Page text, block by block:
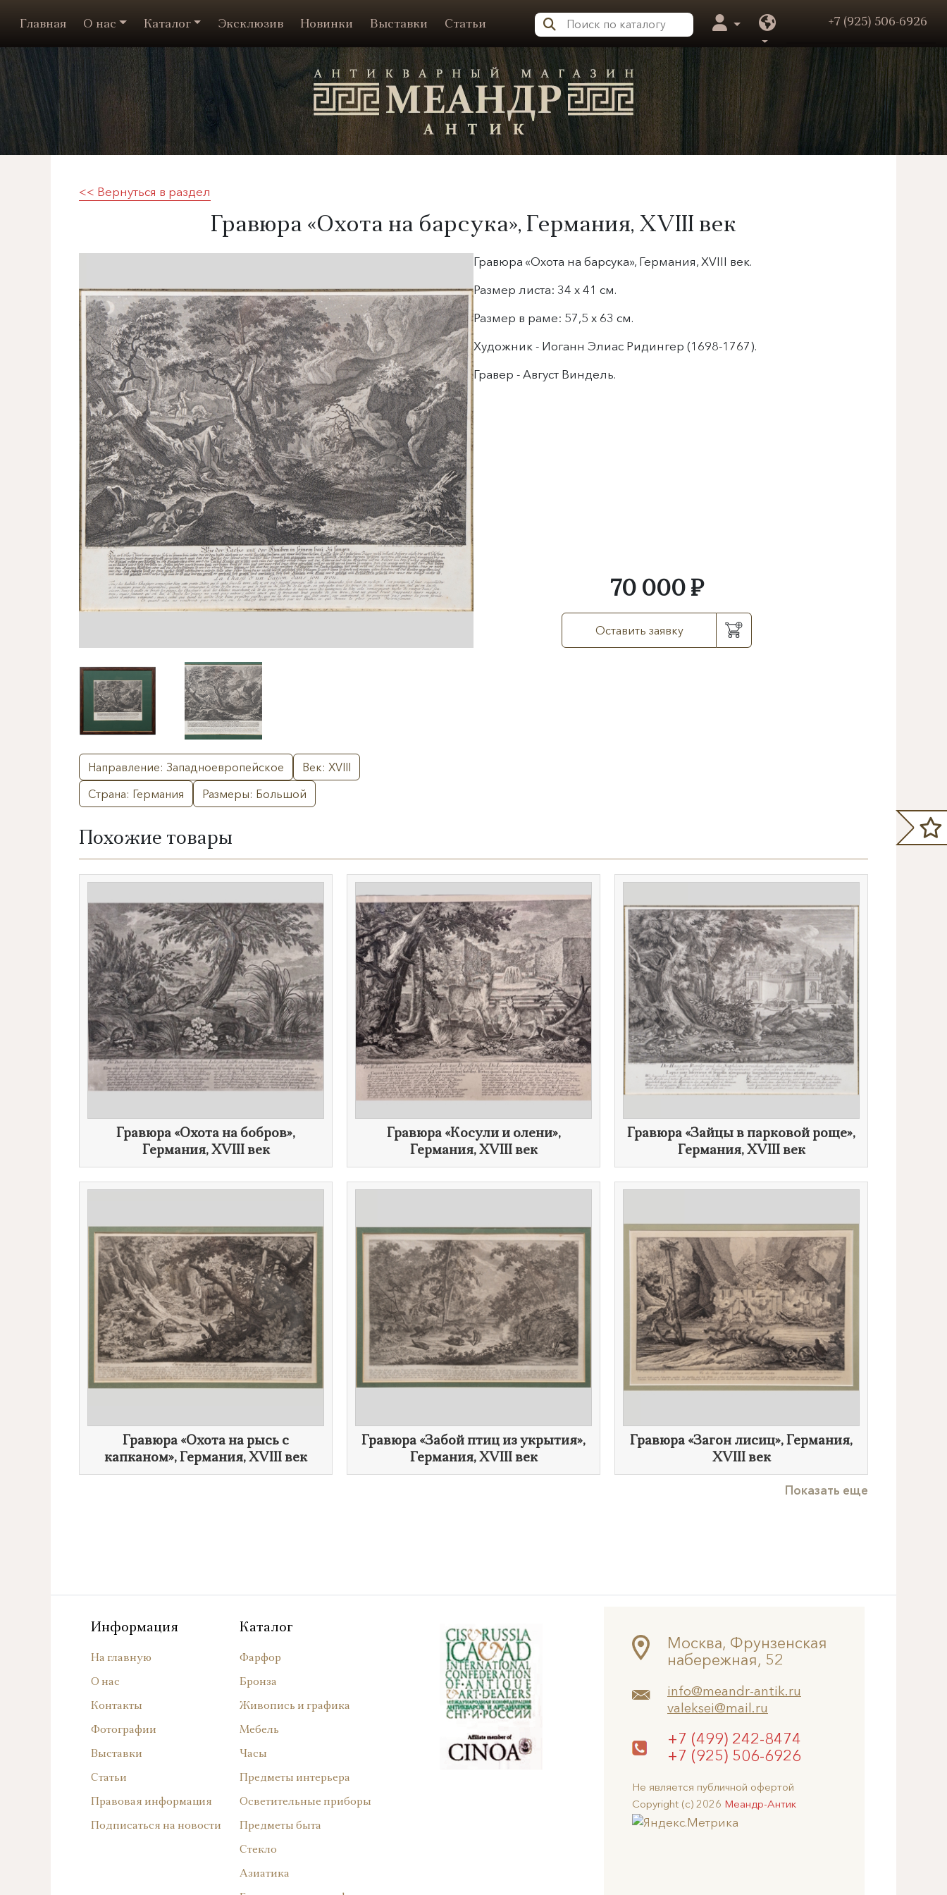
Главная О нас Каталог Эксклюзив Новинки Выставки Статьи +7 (925) 506-6926
Меандр-Антик
<< Вернуться в раздел
​Гравюра «Охота на барсука», Германия, XVIII век
Направление: Западноевропейское
Век: XVIII
Страна: Германия
Размеры: Большой
Гравюра «Охота на барсука», Германия, XVIII век.
Размер листа: 34 х 41 см.
Размер в раме: 57,5 х 63 см.
Художник - Иоганн Элиас Ридингер (1698-1767).
Гравер - Август Виндель.
70 000 ₽
Оставить заявку
Похожие товары
​Гравюра «Охота на бобров»,
Германия, XVIII век
​Гравюра «Косули и олени»,
Германия, XVIII век
​Гравюра «Зайцы в парковой роще»,
Германия, XVIII век
​Гравюра «Охота на рысь с
капканом», Германия, XVIII век
​Гравюра «Забой птиц из укрытия»,
Германия, XVIII век
​Гравюра «Загон лисиц», Германия,
XVIII век
Показать еще
Информация
На главную
О нас
Контакты
Фотографии
Выставки
Статьи
Правовая информация
Подписаться на новости
Каталог
Фарфор
Бронза
Живопись и графика
Мебель
Часы
Предметы интерьера
Осветительные приборы
Предметы быта
Стекло
Азиатика
Москва, Фрунзенская
набережная, 52
info@meandr-antik.ru
valeksei@mail.ru
+7 (499) 242-8474
+7 (925) 506-6926
Не является публичной офертой
Copyright (c) 2026 Меандр-Антик